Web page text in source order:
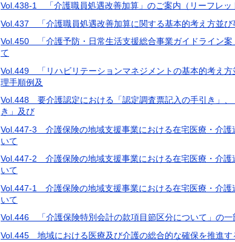
Vol.438-1 「介護職員処遇改善加算」のご案内（リーフレッ
Vol.437 「介護職員処遇改善加算に関する基本的考え方並び
Vol.450 「介護予防・日常生活支援総合事業ガイドライン案
て
Vol.449 「リハビリテーションマネジメントの基本的考え方
理手順例及
Vol.448 要介護認定における「認定調査票記入の手引き」、
き」及び
Vol.447-3 介護保険の地域支援事業における在宅医療・介護
いて
Vol.447-2 介護保険の地域支援事業における在宅医療・介護
いて
Vol.447-1 介護保険の地域支援事業における在宅医療・介護
いて
Vol.446 「介護保険特別会計の款項目節区分について」の一
Vol.445 地域における医療及び介護の総合的な確保を推進す